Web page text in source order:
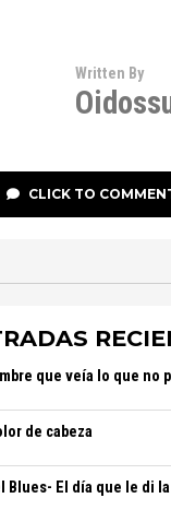
Written By
CLICK TO
que veía lo que no
de cabeza
Blues- El día que le di